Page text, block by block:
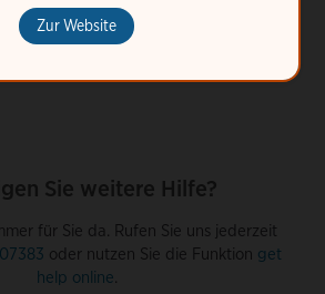
Zur Website
Sie weitere Hilfe?
für Sie da. Rufen Sie uns jederzeit
oder nutzen Sie die Funktion get
help online.